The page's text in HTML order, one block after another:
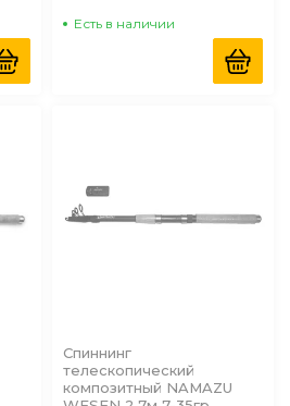
Есть в наличии
Спиннинг
телескопический
композитный NAMAZU